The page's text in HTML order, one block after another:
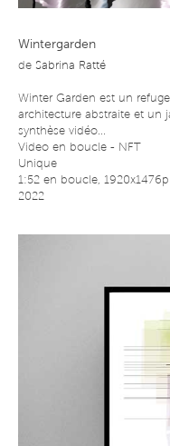
Wintergarden
de Sabrina Ratté
Winter Garden est un
architecture abstraite et un
synthèse vidéo...
Video en boucle - NFT
Unique
1:52 en boucle, 1920x1476p
2022